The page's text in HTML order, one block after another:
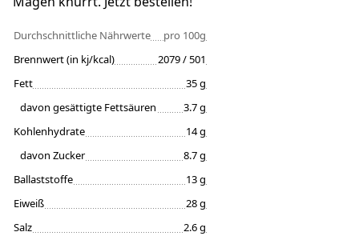
Durchschnittliche Nährwerte
pro 100g
Brennwert (in kj/kcal)
2079 / 501
Fett
35 g
davon gesättigte Fettsäuren
3.7 g
Kohlenhydrate
14 g
davon Zucker
8.7 g
Ballaststoffe
13 g
Eiweiß
28 g
Salz
2.6 g